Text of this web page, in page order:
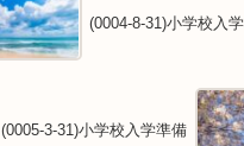
(0004-8-31)小学校入学
(0005-3-31)小学校入学準備